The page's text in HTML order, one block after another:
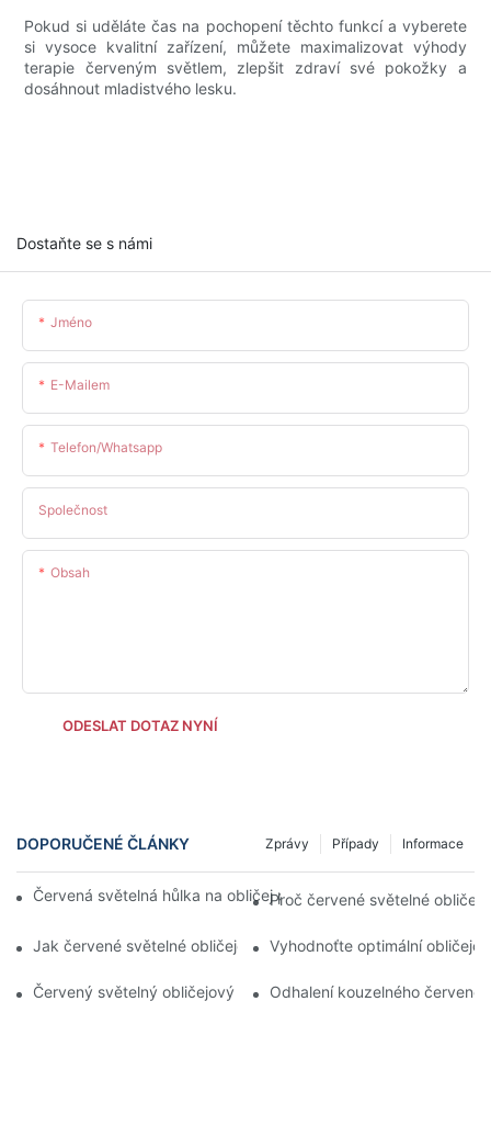
Pokud si uděláte čas na pochopení těchto funkcí a vyberete
si vysoce kvalitní zařízení, můžete maximalizovat výhody
terapie červeným světlem, zlepšit zdraví své pokožky a
dosáhnout mladistvého lesku.
Dostaňte se s námi
Jméno
E-Mailem
Telefon/whatsapp
Společnost
Obsah
ODESLAT DOTAZ NYNÍ
DOPORUČENÉ ČLÁNKY Informace
Případy
Zprávy
Červená světelná hůlka na obličej pro bezpečnou a účinnou
Proč červené světelné
Jak červené světelné obličejové hůlky transformují pleť během
Vyhodnoťte optimální
Červený světelný obličejový hůl vs. konvenční krémy proti
Odhalení kouzelného